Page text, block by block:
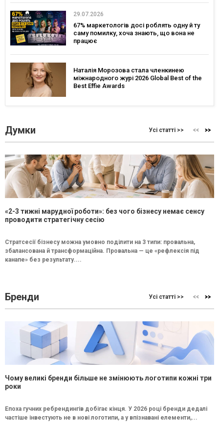
29.07.2026
67% маркетологів досі роблять одну й ту
саму помилку, хоча знають, що вона не
працює
Наталія Морозова стала членкинею
міжнародного журі 2026 Global Best of the
Best Effie Awards
Думки Усі статті >>
«2-3 тижні марудної роботи»: без чого бізнесу немає сенсу
проводити стратегічну сесію
Стратсесії бізнесу можна умовно поділити на 3 типи: провальна,
збалансована й трансформаційна. Провальна — це «рефлексія під
канапе» без результату....
Бренди Усі статті >>
Чому великі бренди більше не змінюють логотипи кожні три
роки
Епоха гучних ребрендингів добігає кінця. У 2026 році бренди дедалі
частіше інвестують не в нові логотипи, а у впізнавані елементи,...